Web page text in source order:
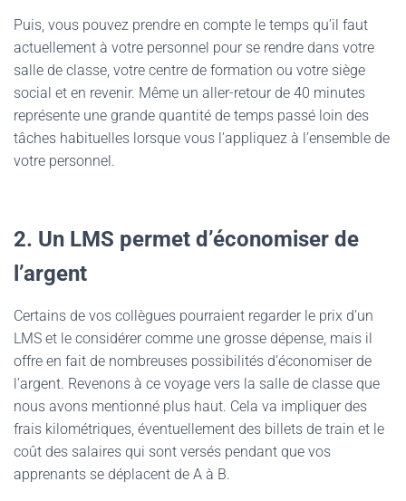
Puis, vous pouvez prendre en compte le temps qu’il faut
actuellement à votre personnel pour se rendre dans votre
salle de classe, votre centre de formation ou votre siège
social et en revenir. Même un aller-retour de 40 minutes
représente une grande quantité de temps passé loin des
tâches habituelles lorsque vous l’appliquez à l’ensemble de
votre personnel.
2. Un LMS permet d’économiser de
l’argent
Certains de vos collègues pourraient regarder le prix d’un
LMS et le considérer comme une grosse dépense, mais il
offre en fait de nombreuses possibilités d’économiser de
l’argent. Revenons à ce voyage vers la salle de classe que
nous avons mentionné plus haut. Cela va impliquer des
frais kilométriques, éventuellement des billets de train et le
coût des salaires qui sont versés pendant que vos
apprenants se déplacent de A à B.